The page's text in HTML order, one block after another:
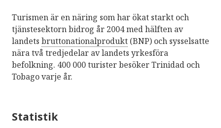
Turismen är en näring som har ökat starkt och
tjänstesektorn bidrog år 2004 med hälften av
landets bruttonationalprodukt (BNP) och sysselsatte
nära två tredjedelar av landets yrkesföra
befolkning. 400 000 turister besöker Trinidad och
Tobago varje år.
Statistik